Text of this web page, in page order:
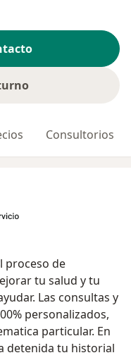
Consultorios
proceso de
tu salud y tu
y
personalizados,
particular. En
detenida tu historial